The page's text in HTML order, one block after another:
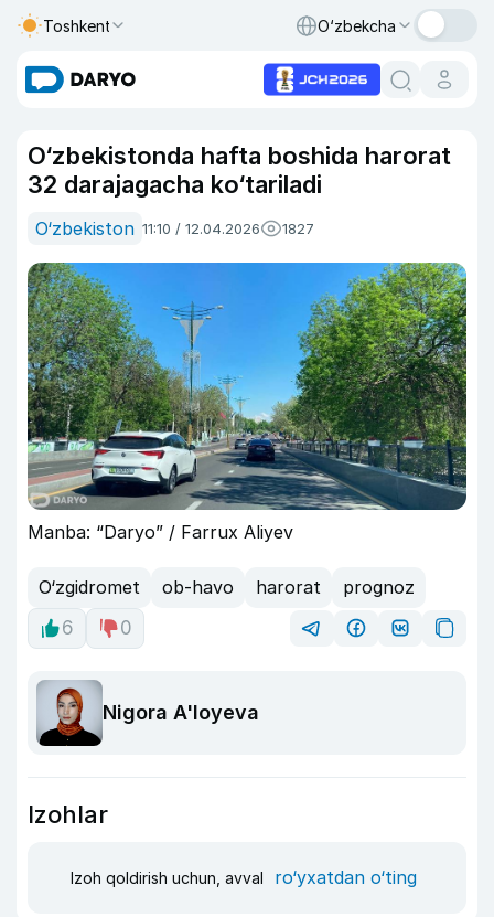
Toshkent O‘zbekcha
O‘zbekistonda hafta boshida harorat
32 darajagacha ko‘tariladi
O‘zbekiston 11:10 / 12.04.2026 1827
Manba: “Daryo” / Farrux Aliyev
O‘zgidromet ob-havo harorat
prognoz
6
0
Nigora A'loyeva
Izohlar
Izoh qoldirish uchun, avval ro‘yxatdan o‘ting